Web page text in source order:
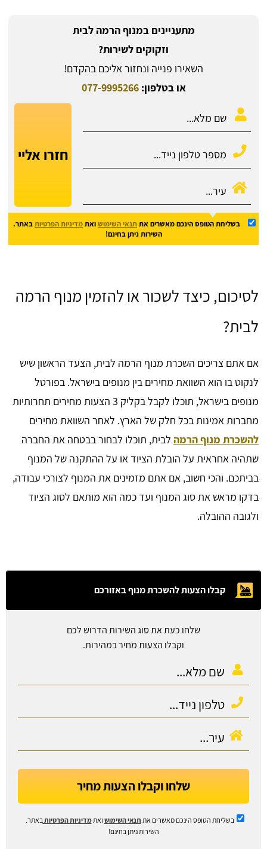
מתעניינים במנוף הרמה לבית
וזקוקים לשירות?
השאירו פנייה ונחזור אליכם בהקדם!
או בטלפון:077-9995266
חזרו אליי
בשליחת הטופס הינכם מאשרים אתתנאי השימושואתמדיניות הפרטיותבאתר.
השירות ניתן בחינם!
לסיכום, כיצד לשכור או להזמין מנוף הרמה
לבית?
אם אתם צריכים השכרת מנוף הרמה לבית, הצעד הראשון שיש
לנקוט בו הוא השוואת מחירים בין מנופים בישראל. בפורטל
מנופים בישראל, תוכלו לקבל בקליק 3 הצעות מחירים תחרותיות
מחברות אמינות בכל חלק של הארץ. לאחר השוואת מחירים
להשכרת מנוף הרמה לבית, תוכלו לבחור בבטחה את החברה
שתהיה אחראית על הובלת הציוד או על ההתקנה של המנוף
בביתכם. והכי חשוב, אם אתם מזמינים את המנוף לצורכי עבודה,
בדקו מראש את סוג המנוף ועד כמה הוא מותאם לסוג הציוד
ולגובה ההובלה.
קבלו הצעות להשכרת מנוף באזורכם
שלחו כעת את סוג השירות הדרוש לכם
וקבלו הצעות מחיר במהירות.
שלחו וקבלו הצעות מחיר
בשליחת הטופס הינכם מאשרים את תנאי השימוש ואתמדיניות הפרטיות באתר.
השירות ניתן בחינם!